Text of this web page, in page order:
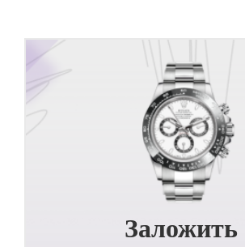
Заложить